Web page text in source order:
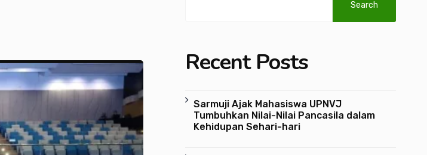
Search
Recent Posts
Sarmuji Ajak Mahasiswa UPNVJ
Tumbuhkan Nilai-Nilai Pancasila dalam
Kehidupan Sehari-hari